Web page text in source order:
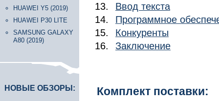
HUAWEI Y5 (2019)
HUAWEI P30 LITE
SAMSUNG GALAXY
A80 (2019)
НОВЫЕ ОБЗОРЫ:
Ввод текста
Программное
Конкуренты
Заключение
Комплект поставки: